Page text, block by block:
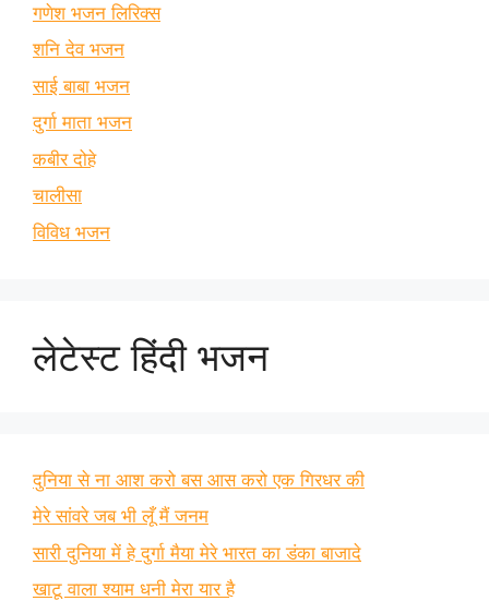
गणेश भजन लिरिक्स
शनि देव भजन
साई बाबा भजन
दुर्गा माता भजन
कबीर दोहे
चालीसा
विविध भजन
लेटेस्ट हिंदी भजन
दुनिया से ना आश करो बस आस करो एक गिरधर की
मेरे सांवरे जब भी लूँ मैं जनम
सारी दुनिया में हे दुर्गा मैया मेरे भारत का डंका बाजादे
खाटू वाला श्याम धनी मेरा यार है